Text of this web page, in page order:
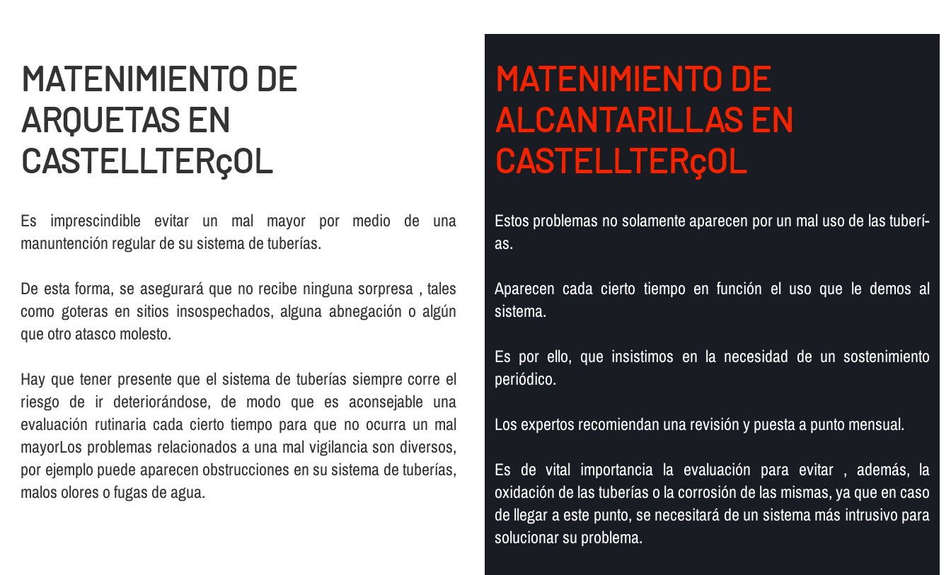
MATENIMIENTO DE
ARQUETAS EN
CASTELLTERçOL
Es imprescindible evitar un mal mayor por medio de una
manuntención regular de su sistema de tuberí­as.
De esta forma, se asegurará que no recibe ninguna sorpresa , tales
como goteras en sitios insospechados, alguna abnegación o algún
que otro atasco molesto.
Hay que tener presente que el sistema de tuberí­as siempre corre el
riesgo de ir deteriorándose, de modo que es aconsejable una
evaluación rutinaria cada cierto tiempo para que no ocurra un mal
mayorLos problemas relacionados a una mal vigilancia son diversos,
por ejemplo puede aparecen obstrucciones en su sistema de tuberí­as,
malos olores o fugas de agua.
MATENIMIENTO DE
ALCANTARILLAS EN
CASTELLTERçOL
Estos problemas no solamente aparecen por un mal uso de las tuberí­
as.
Aparecen cada cierto tiempo en función el uso que le demos al
sistema.
Es por ello, que insistimos en la necesidad de un sostenimiento
periódico.
Los expertos recomiendan una revisión y puesta a punto mensual.
Es de vital importancia la evaluación para evitar , además, la
oxidación de las tuberí­as o la corrosión de las mismas, ya que en caso
de llegar a este punto, se necesitará de un sistema más intrusivo para
solucionar su problema.